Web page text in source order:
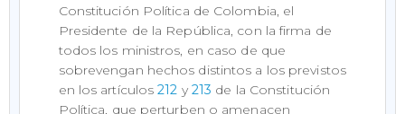
Constitución Política de Colombia, el
Presidente de la República, con la firma de
todos los ministros, en caso de que
sobrevengan hechos distintos a los previstos
en los artículos212 y 213 de la Constitución
Política, que perturben o amenacen